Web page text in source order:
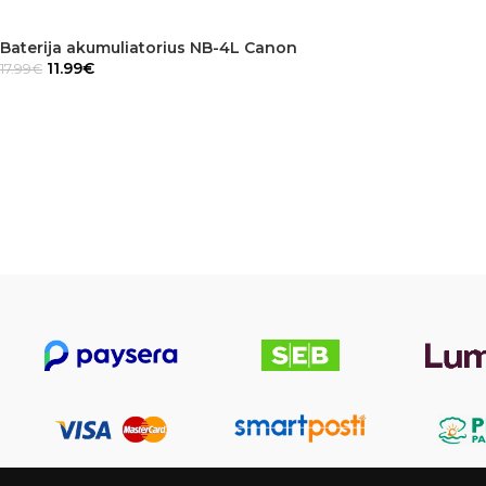
Baterija akumuliatorius NB-4L Canon
17.99€ 11.99€